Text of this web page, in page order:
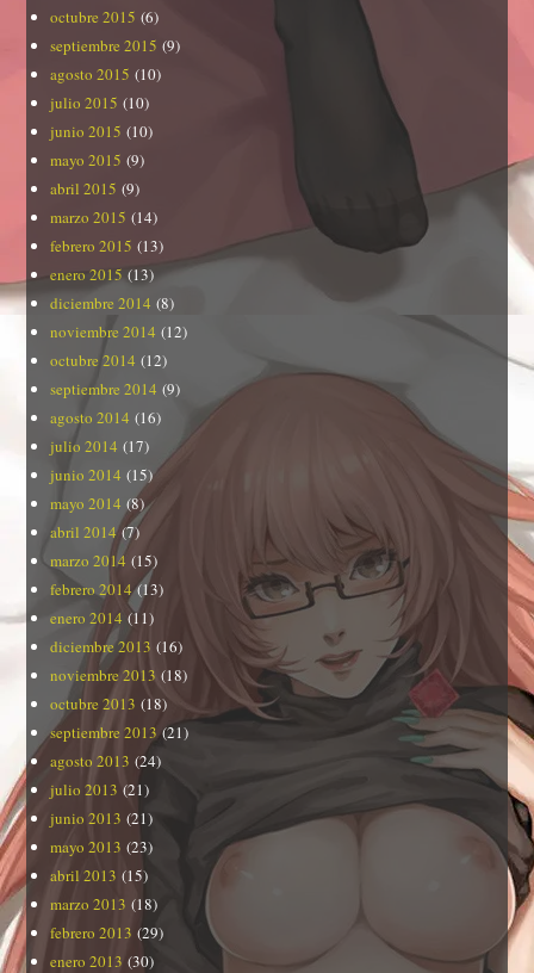
octubre 2015 (6)
septiembre 2015 (9)
agosto 2015 (10)
julio 2015 (10)
junio 2015 (10)
mayo 2015 (9)
abril 2015 (9)
marzo 2015 (14)
febrero 2015 (13)
enero 2015 (13)
diciembre 2014 (8)
noviembre 2014 (12)
octubre 2014 (12)
septiembre 2014 (9)
agosto 2014 (16)
julio 2014 (17)
junio 2014 (15)
mayo 2014 (8)
abril 2014(7)
marzo 2014 (15)
febrero 2014(13)
enero 2014 (11)
diciembre 2013 (16)
noviembre 2013 (18)
octubre 2013 (18)
septiembre 2013(21)
agosto 2013 (24)
julio 2013 (21)
junio 2013 (21)
mayo 2013 (23)
abril 2013 (15)
marzo 2013 (18)
febrero 2013 (29)
enero 2013 (30)